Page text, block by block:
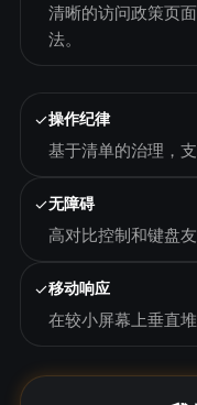
清晰的访问政策页
法。
✓操作纪律
基于清单的治理，
✓无障碍
高对比控制和键盘友
✓移动响应
在较小屏幕上垂直